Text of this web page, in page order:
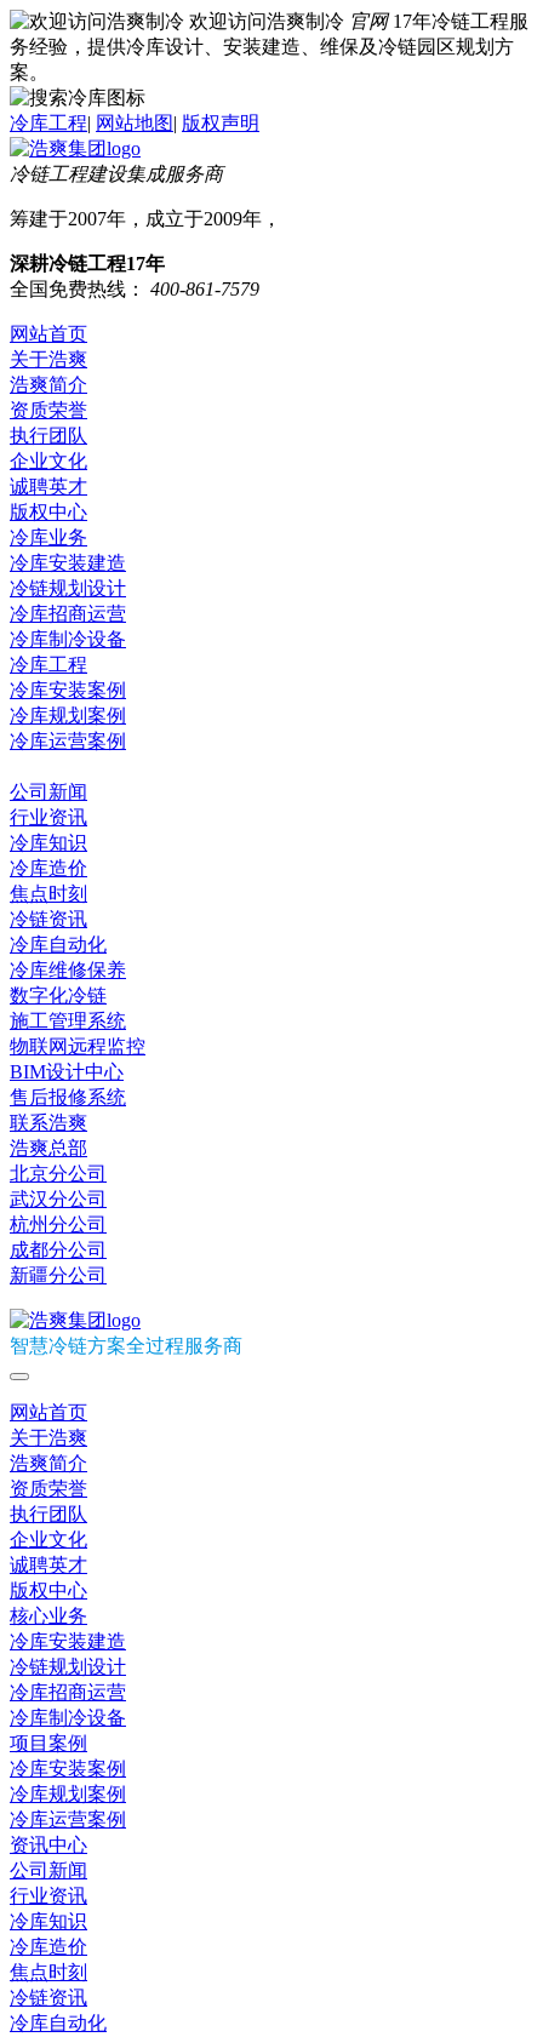
欢迎访问浩爽制冷 官网 17年冷链工程服
务经验，提供冷库设计、安装建造、维保及冷链园区规划方
案。
冷库工程| 网站地图| 版权声明
冷链工程建设集成服务商
筹建于2007年，成立于2009年，
深耕冷链工程17年
全国免费热线：
400-861-7579
网站首页
关于浩爽
浩爽简介
资质荣誉
执行团队
企业文化
诚聘英才
版权中心
冷库业务
冷库安装建造
冷链规划设计
冷库招商运营
冷库制冷设备
冷库工程
冷库安装案例
冷库规划案例
冷库运营案例
公司新闻
行业资讯
冷库知识
冷库造价
焦点时刻
冷链资讯
冷库自动化
冷库维修保养
数字化冷链
施工管理系统
物联网远程监控
BIM设计中心
售后报修系统
联系浩爽
浩爽总部
北京分公司
武汉分公司
杭州分公司
成都分公司
新疆分公司
智慧冷链方案全过程服务商
网站首页
关于浩爽
浩爽简介
资质荣誉
执行团队
企业文化
诚聘英才
版权中心
核心业务
冷库安装建造
冷链规划设计
冷库招商运营
冷库制冷设备
项目案例
冷库安装案例
冷库规划案例
冷库运营案例
资讯中心
公司新闻
行业资讯
冷库知识
冷库造价
焦点时刻
冷链资讯
冷库自动化